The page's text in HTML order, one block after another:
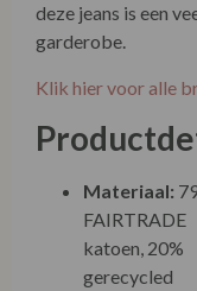
deze jeans is een
garderobe.
Klik hier voor alle
Materiaal:
gerecycled
Pasvorm:
Lengte:Enkel